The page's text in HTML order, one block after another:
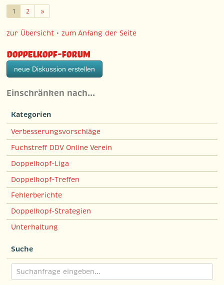
1 2 »Weiter
zur Übersicht •zum Anfang der Seite
Doppelkopf-Forum
neue Diskussion erstellen
Einschränken nach…
Kategorien
Verbesserungsvorschläge
Fuchstreff DDV Online Verein
Doppelkopf-Liga
Doppelkopf-Treffen
Fehlerberichte
Doppelkopf-Strategien
Unterhaltung
Suche